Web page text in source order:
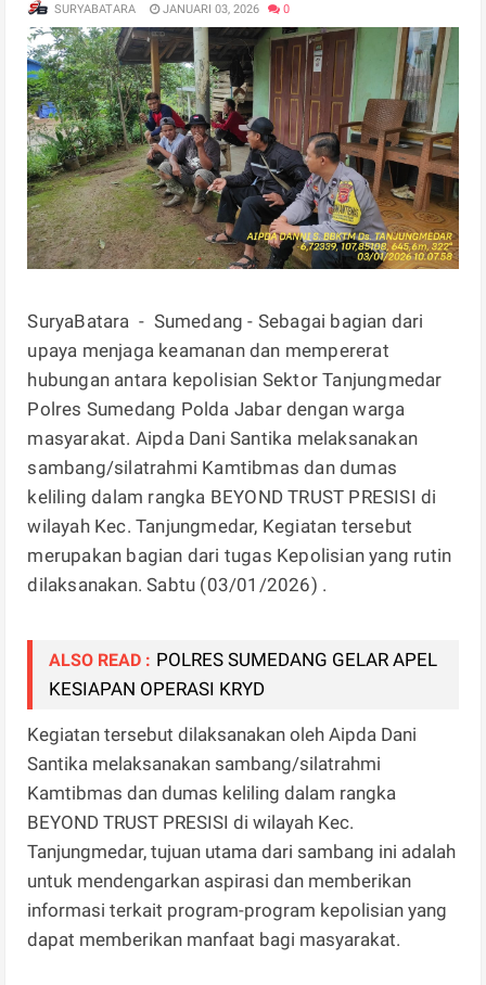
SURYABATARA JANUARI 03, 2026 0
SuryaBatara - Sumedang - Sebagai bagian dari
upaya menjaga keamanan dan mempererat
hubungan antara kepolisian Sektor Tanjungmedar
Polres Sumedang Polda Jabar dengan warga
masyarakat. Aipda Dani Santika melaksanakan
sambang/silatrahmi Kamtibmas dan dumas
keliling dalam rangka BEYOND TRUST PRESISI di
wilayah Kec. Tanjungmedar, Kegiatan tersebut
merupakan bagian dari tugas Kepolisian yang rutin
dilaksanakan. Sabtu (03/01/2026) .
ALSO READ : POLRES SUMEDANG GELAR APEL
KESIAPAN OPERASI KRYD
Kegiatan tersebut dilaksanakan oleh Aipda Dani
Santika melaksanakan sambang/silatrahmi
Kamtibmas dan dumas keliling dalam rangka
BEYOND TRUST PRESISI di wilayah Kec.
Tanjungmedar, tujuan utama dari sambang ini adalah
untuk mendengarkan aspirasi dan memberikan
informasi terkait program-program kepolisian yang
dapat memberikan manfaat bagi masyarakat.